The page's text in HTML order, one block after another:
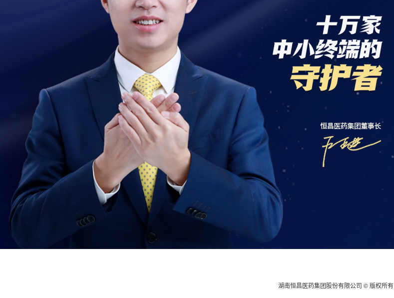
湖南恒昌医药集团股份有限公司 © 版权所有